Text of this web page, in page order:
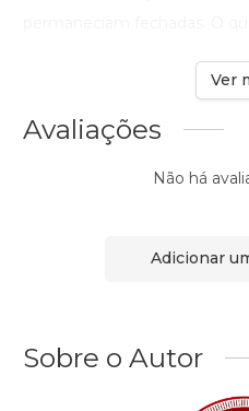
Ver
Avaliações
Não há
Adicionar
Sobre o Autor